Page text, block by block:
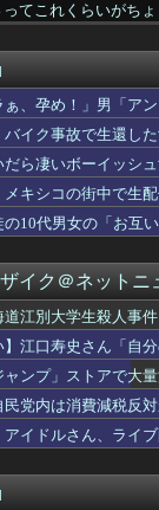
ってこれくらいがち
カウントで一番気持
と付き合えますかｗ
ったツイートをする
とかいうエロ漫画
りにも時代を先取
47歳にもなって短
から日本で話題に
部長さん、宝塚に
代のほうが良かっ
キーボードとマウス
円 福岡県議会「海
お前は煙だろうが
直撃した映像、凄
断された当時、世間
パパぁ♥」
状のものをナデナ
えば微妙なカード
には「初心者用超
おまんが、ランダ
国の研究機関は「
ぁ、孕め！」男「ア
バイク事故で生還
だら凄いボーイッシ
メキシコの街中で生
の10代男女の「お互
イク＠ネットニ
道江別大学生殺人事
】江口寿史さん「自
ャンプ」ストアで
民党内は消費減税反
アイドルさん、ライ